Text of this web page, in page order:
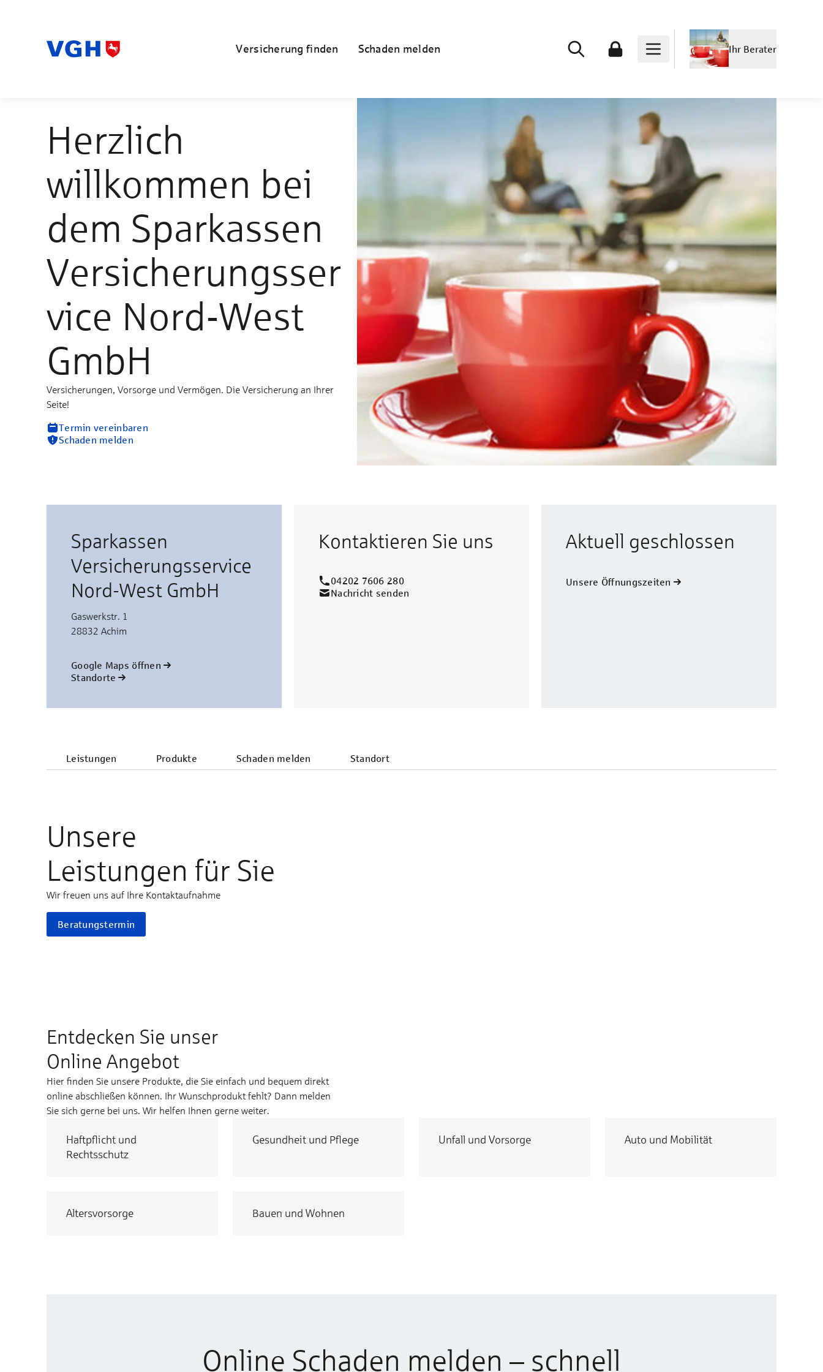
Versicherung finden Schaden melden Ihr Berater
Herzlich
willkommen bei
dem Sparkassen
Versicherungsser
vice Nord-West
GmbH
Versicherungen, Vorsorge und Vermögen. Die Versicherung an Ihrer
Seite!
Termin vereinbaren
Schaden melden
Sparkassen
Versicherungsservice
Nord-West GmbH
Gaswerkstr. 1
28832 Achim
Google Maps öffnen
Standorte
Kontaktieren Sie uns
04202 7606 280
Nachricht senden
Aktuell geschlossen
Unsere Öffnungszeiten
Leistungen Produkte Schaden melden Standort
Unsere
Leistungen für Sie
Wir freuen uns auf Ihre Kontaktaufnahme
Beratungstermin
Entdecken Sie unser
Online Angebot
Hier finden Sie unsere Produkte, die Sie einfach und bequem direkt
online abschließen können. Ihr Wunschprodukt fehlt? Dann melden
Sie sich gerne bei uns. Wir helfen Ihnen gerne weiter.
Haftpflicht und
Rechtsschutz
Gesundheit und Pflege Unfall und Vorsorge Auto und Mobilität
Altersvorsorge Bauen und Wohnen
Online Schaden melden – schnell